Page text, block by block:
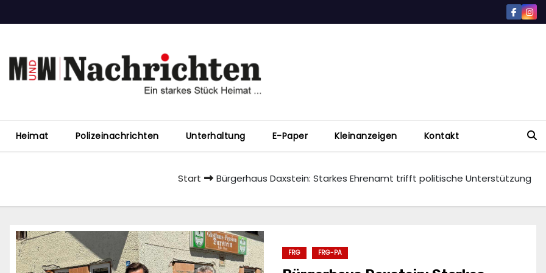
Heimat Polizeinachrichten Unterhaltung E-Paper Kleinanzeigen Kontakt
Start Bürgerhaus Daxstein: Starkes Ehrenamt trifft politische Unterstützung
FRG FRG-PA